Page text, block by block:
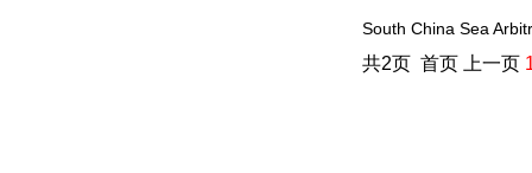
South China Sea
共2页 首页 上一页